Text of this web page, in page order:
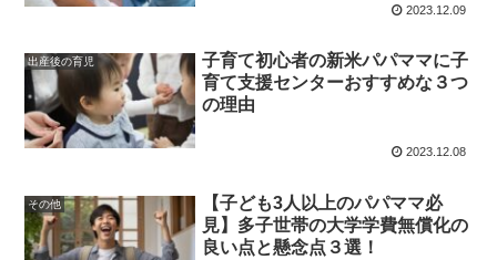
2023.12.09
出産後の育児
子育て初心者の新米パパママに子
育て支援センターおすすめな３つ
の理由
2023.12.08
その他
【子ども3人以上のパパママ必
見】多子世帯の大学学費無償化の
良い点と懸念点３選！